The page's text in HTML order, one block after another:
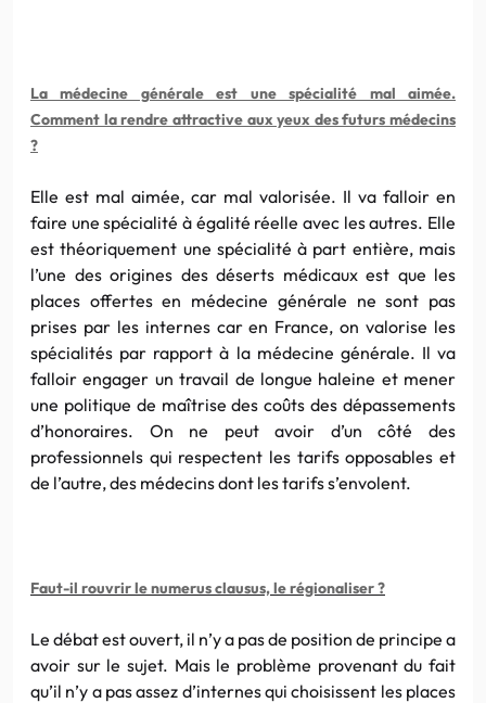
La médecine générale est une spécialité mal aimée.
Comment la rendre attractive aux yeux des futurs médecins
?
Elle est mal aimée, car mal valorisée. Il va falloir en
faire une spécialité à égalité réelle avec les autres. Elle
est théoriquement une spécialité à part entière, mais
l’une des origines des déserts médicaux est que les
places offertes en médecine générale ne sont pas
prises par les internes car en France, on valorise les
spécialités par rapport à la médecine générale. Il va
falloir engager un travail de longue haleine et mener
une politique de maîtrise des coûts des dépassements
d’honoraires. On ne peut avoir d’un côté des
professionnels qui respectent les tarifs opposables et
de l’autre, des médecins dont les tarifs s’envolent.
Faut-il rouvrir le numerus clausus, le régionaliser ?
Le débat est ouvert, il n’y a pas de position de principe a
avoir sur le sujet. Mais le problème provenant du fait
qu’il n’y a pas assez d’internes qui choisissent les places